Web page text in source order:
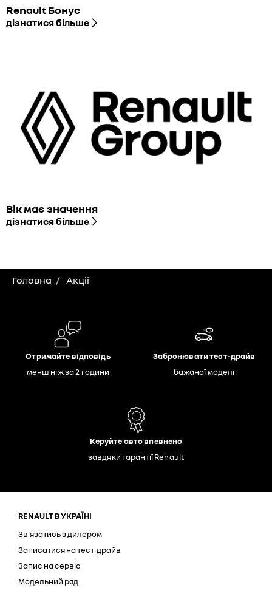
Renault Бонус
дізнатися більше
Вік має значення
дізнатися більше
Головна Акції
Отримайте відповідь
менш ніж за 2 години
Забронювати тест-драйв
бажаної моделі
Керуйте авто впевнено
завдяки гарантії Renault
RENAULT В УКРАЇНІ
Зв'язатись з дилером
Записатися на тест-драйв
Запис на сервіс
Модельний ряд